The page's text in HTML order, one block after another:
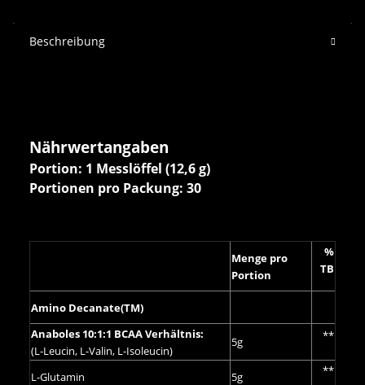
Beschreibung
Nährwertangaben
Portion: 1 Messlöffel (12,6 g)
Portionen pro Packung: 30
Menge pro
Portion
%
TB
Amino Decanate(TM)
Anaboles 10:1:1 BCAA Verhältnis:
(L-Leucin, L-Valin, L-Isoleucin)
5g **
L-Glutamin 5g **